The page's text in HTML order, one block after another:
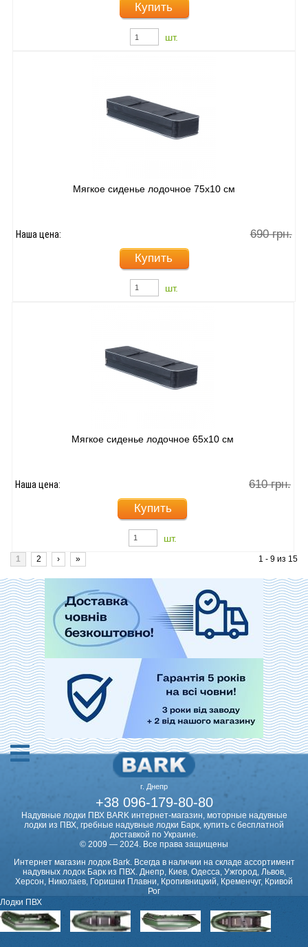
Купить
шт.
Мягкое сиденье лодочное 75х10 см
690 грн.
Наша цена:
Купить
шт.
Мягкое сиденье лодочное 65х10 см
610 грн.
Наша цена:
Купить
шт.
1 2 › » 1 - 9 из 15
г. Днепр
+38 096-179-80-80
Надувные лодки ПВХ BARK интернет-магазин, моторные надувные
лодки из ПВХ, гребные надувные лодки Барк, купить с бесплатной
доставкой по Украине.
© 2009 — 2024. Все права защищены
Интернет магазин лодок Bark. Всегда в наличии на складе ассортимент
надувных лодок Барк из ПВХ. Днепр, Киев, Одесса, Ужгород, Львов,
Херсон, Николаев, Горишни Плавни, Кропивницкий, Кременчуг, Кривой
Рог
Лодки ПВХ